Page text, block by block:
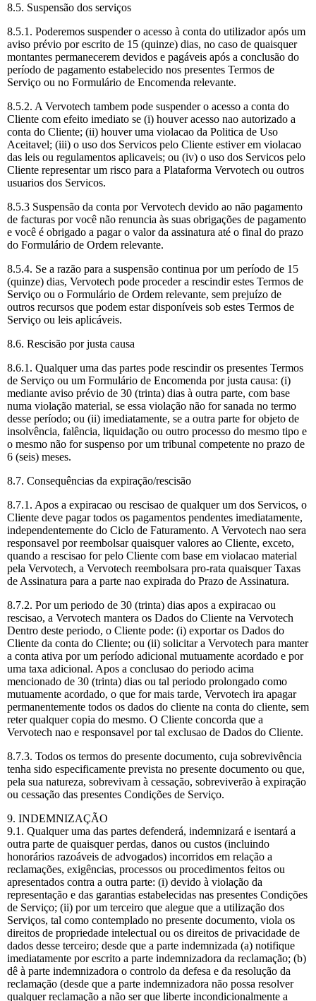
8.5. Suspensão dos serviços
8.5.1. Poderemos suspender o acesso à conta do utilizador após um
aviso prévio por escrito de 15 (quinze) dias, no caso de quaisquer
montantes permanecerem devidos e pagáveis após a conclusão do
período de pagamento estabelecido nos presentes Termos de
Serviço ou no Formulário de Encomenda relevante.
8.5.2. A Vervotech tambem pode suspender o acesso a conta do
Cliente com efeito imediato se (i) houver acesso nao autorizado a
conta do Cliente; (ii) houver uma violacao da Politica de Uso
Aceitavel; (iii) o uso dos Servicos pelo Cliente estiver em violacao
das leis ou regulamentos aplicaveis; ou (iv) o uso dos Servicos pelo
Cliente representar um risco para a Plataforma Vervotech ou outros
usuarios dos Servicos.
8.5.3 Suspensão da conta por Vervotech devido ao não pagamento
de facturas por você não renuncia às suas obrigações de pagamento
e você é obrigado a pagar o valor da assinatura até o final do prazo
do Formulário de Ordem relevante.
8.5.4. Se a razão para a suspensão continua por um período de 15
(quinze) dias, Vervotech pode proceder a rescindir estes Termos de
Serviço ou o Formulário de Ordem relevante, sem prejuízo de
outros recursos que podem estar disponíveis sob estes Termos de
Serviço ou leis aplicáveis.
8.6. Rescisão por justa causa
8.6.1. Qualquer uma das partes pode rescindir os presentes Termos
de Serviço ou um Formulário de Encomenda por justa causa: (i)
mediante aviso prévio de 30 (trinta) dias à outra parte, com base
numa violação material, se essa violação não for sanada no termo
desse período; ou (ii) imediatamente, se a outra parte for objeto de
insolvência, falência, liquidação ou outro processo do mesmo tipo e
o mesmo não for suspenso por um tribunal competente no prazo de
6 (seis) meses.
8.7. Consequências da expiração/rescisão
8.7.1. Apos a expiracao ou rescisao de qualquer um dos Servicos, o
Cliente deve pagar todos os pagamentos pendentes imediatamente,
independentemente do Ciclo de Faturamento. A Vervotech nao sera
responsavel por reembolsar quaisquer valores ao Cliente, exceto,
quando a rescisao for pelo Cliente com base em violacao material
pela Vervotech, a Vervotech reembolsara pro-rata quaisquer Taxas
de Assinatura para a parte nao expirada do Prazo de Assinatura.
8.7.2. Por um periodo de 30 (trinta) dias apos a expiracao ou
rescisao, a Vervotech mantera os Dados do Cliente na Vervotech
Dentro deste periodo, o Cliente pode: (i) exportar os Dados do
Cliente da conta do Cliente; ou (ii) solicitar a Vervotech para manter
a conta ativa por um período adicional mutuamente acordado e por
uma taxa adicional. Apos a conclusao do periodo acima
mencionado de 30 (trinta) dias ou tal periodo prolongado como
mutuamente acordado, o que for mais tarde, Vervotech ira apagar
permanentemente todos os dados do cliente na conta do cliente, sem
reter qualquer copia do mesmo. O Cliente concorda que a
Vervotech nao e responsavel por tal exclusao de Dados do Cliente.
8.7.3. Todos os termos do presente documento, cuja sobrevivência
tenha sido especificamente prevista no presente documento ou que,
pela sua natureza, sobrevivam à cessação, sobreviverão à expiração
ou cessação das presentes Condições de Serviço.
9. INDEMNIZAÇÃO
9.1. Qualquer uma das partes defenderá, indemnizará e isentará a
outra parte de quaisquer perdas, danos ou custos (incluindo
honorários razoáveis de advogados) incorridos em relação a
reclamações, exigências, processos ou procedimentos feitos ou
apresentados contra a outra parte: (i) devido à violação da
representação e das garantias estabelecidas nas presentes Condições
de Serviço; (ii) por um terceiro que alegue que a utilização dos
Serviços, tal como contemplado no presente documento, viola os
direitos de propriedade intelectual ou os direitos de privacidade de
dados desse terceiro; desde que a parte indemnizada (a) notifique
imediatamente por escrito a parte indemnizadora da reclamação; (b)
dê à parte indemnizadora o controlo da defesa e da resolução da
reclamação (desde que a parte indemnizadora não possa resolver
qualquer reclamação a não ser que liberte incondicionalmente a